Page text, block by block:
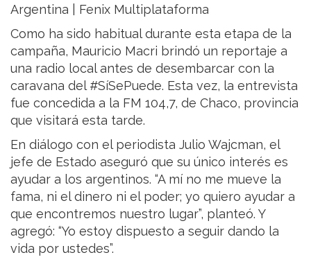
Argentina | Fenix Multiplataforma
Como ha sido habitual durante esta etapa de la
campaña, Mauricio Macri brindó un reportaje a
una radio local antes de desembarcar con la
caravana del #SíSePuede. Esta vez, la entrevista
fue concedida a la FM 104,7, de Chaco, provincia
que visitará esta tarde.
En diálogo con el periodista Julio Wajcman, el
jefe de Estado aseguró que su único interés es
ayudar a los argentinos. “A mí no me mueve la
fama, ni el dinero ni el poder; yo quiero ayudar a
que encontremos nuestro lugar”, planteó. Y
agregó: “Yo estoy dispuesto a seguir dando la
vida por ustedes”.